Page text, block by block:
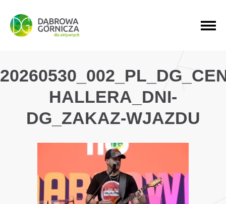
PRZEJDŹ DO MENU GŁÓWNEGO
PRZEJDŹ DO WYSZUKIWARKI
PRZEJDŹ DO TREŚCI
HALLERA_DNI-
DG_ZAKAZ-WJAZDU